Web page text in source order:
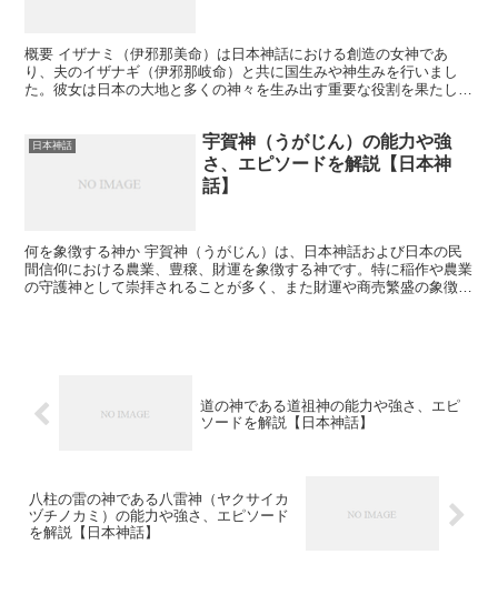
概要 イザナミ（伊邪那美命）は日本神話における創造の女神であ
り、夫のイザナギ（伊邪那岐命）と共に国生みや神生みを行いまし
た。彼女は日本の大地と多くの神々を生み出す重要な役割を果たし、
日本神話
宇賀神（うがじん）の能力や強
さ、エピソードを解説【日本神
話】
何を象徴する神か 宇賀神（うがじん）は、日本神話および日本の民
間信仰における農業、豊穣、財運を象徴する神です。特に稲作や農業
の守護神として崇拝されることが多く、また財運や商売繁盛の象徴と
道の神である道祖神の能力や強さ、エピ
ソードを解説【日本神話】
八柱の雷の神である八雷神（ヤクサイカ
ヅチノカミ）の能力や強さ、エピソード
を解説【日本神話】